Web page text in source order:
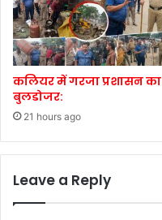
कलियर में गरजा प्रशासन का
बुलडोजर:
21 hours ago
Leave a Reply